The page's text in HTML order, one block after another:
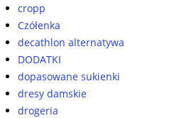
cropp
Czółenka
decathlon alternatywa
DODATKI
dopasowane sukienki
dresy damskie
drogeria